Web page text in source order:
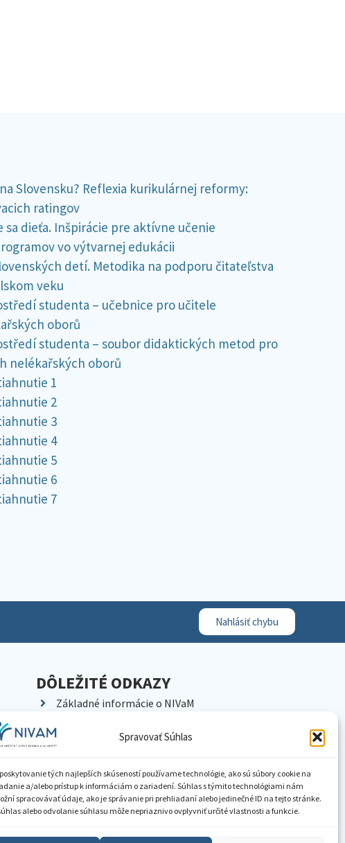
Spravovať Súhlas
tých najlepších skúseností používame technológie, ako sú súbory cookie na
a/alebo prístup k informáciám o zariadení. Súhlas s týmito technológiami nám
spracovávať údaje, ako je správanie pri prehliadaní alebo jedinečné ID na tejto stránke.
alebo odvolanie súhlasu môže nepriaznivo ovplyvniť určité vlastnosti a funkcie.
Slovensku? Reflexia kurikulárnej reformy:
ratingov
sa dieťa. Inšpirácie pre aktívne učenie
vo výtvarnej edukácii
detí. Metodika na podporu čitateľstva
veku
studenta – učebnice pro učitele
oborů
studenta – soubor didaktických metod pro
nelékařských oborů
1
2
3
4
5
6
7
Nahlásiť chybu
DÔLEŽITÉ ODKAZY
Základné informácie o NIVaM
Kariéra
Pracoviská NIVaM
Dokumenty inštitúcie